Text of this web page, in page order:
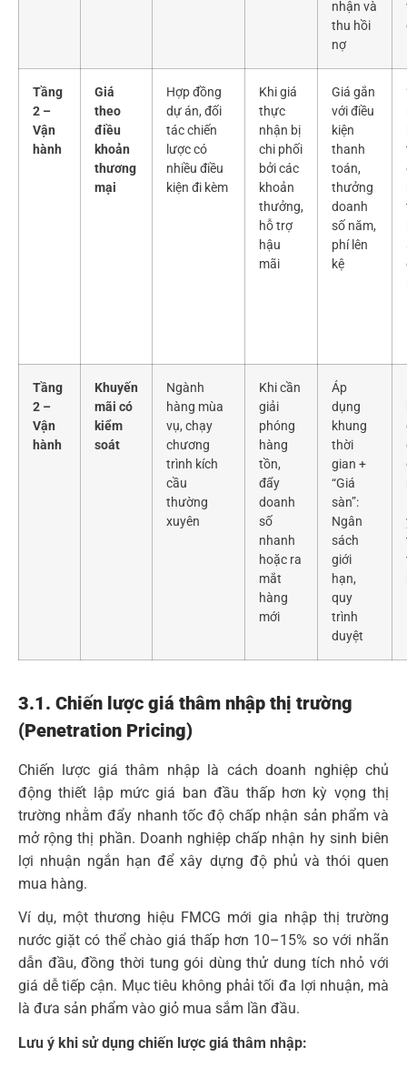
nhận và
thu hồi
nợ
Tầng
2 –
Vận
hành
Giá
theo
điều
khoản
thương
mại
Hợp đồng
dự án, đối
tác chiến
lược có
nhiều điều
kiện đi kèm
Khi giá
thực
nhận bị
chi phối
bởi các
khoản
thưởng,
hỗ trợ
hậu
mãi
Giá gắn
với điều
kiện
thanh
toán,
thưởng
doanh
số năm,
phí lên
kệ
Tầng
2 –
Vận
hành
Khuyến
mãi có
kiểm
soát
Ngành
hàng mùa
vụ, chạy
chương
trình kích
cầu
thường
xuyên
Khi cần
giải
phóng
hàng
tồn,
đẩy
doanh
số
nhanh
hoặc ra
mắt
hàng
mới
Áp
dụng
khung
thời
gian +
“Giá
sàn”:
Ngân
sách
giới
hạn,
quy
trình
duyệt
3.1. Chiến lược giá thâm nhập thị trường
(Penetration Pricing)
Chiến lược giá thâm nhập là cách doanh nghiệp chủ
động thiết lập mức giá ban đầu thấp hơn kỳ vọng thị
trường nhằm đẩy nhanh tốc độ chấp nhận sản phẩm và
mở rộng thị phần. Doanh nghiệp chấp nhận hy sinh biên
lợi nhuận ngắn hạn để xây dựng độ phủ và thói quen
mua hàng.
Ví dụ, một thương hiệu FMCG mới gia nhập thị trường
nước giặt có thể chào giá thấp hơn 10–15% so với nhãn
dẫn đầu, đồng thời tung gói dùng thử dung tích nhỏ với
giá dễ tiếp cận. Mục tiêu không phải tối đa lợi nhuận, mà
là đưa sản phẩm vào giỏ mua sắm lần đầu.
Lưu ý khi sử dụng chiến lược giá thâm nhập: